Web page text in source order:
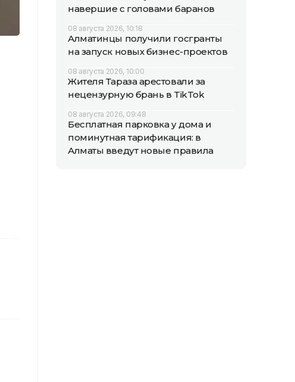
навершие с головами баранов
08 августа 2026, 10:18
Алматинцы получили госгранты
на запуск новых бизнес-проектов
08 августа 2026, 10:00
Жителя Тараза арестовали за
нецензурную брань в TikTok
08 августа 2026, 09:48
Бесплатная парковка у дома и
поминутная тарификация: в
Алматы введут новые правила